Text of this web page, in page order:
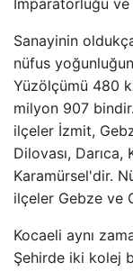
İmparatorluğu ve
Sanayinin
nüfus
Yüzölçümü 480
milyon 907
ilçeler İzmit,
Dilovası, Darıca,
Karamürsel'dir.
ilçeler Gebze ve
Kocaeli aynı
Şehirde iki kolej